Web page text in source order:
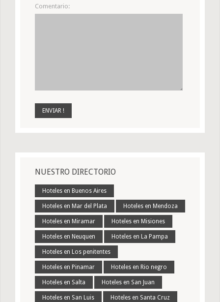
Comentario:
NUESTRO DIRECTORIO
Hoteles en Buenos Aires
Hoteles en Mar del Plata Hoteles en Mendoza
Hoteles en Miramar Hoteles en Misiones
Hoteles en Neuquen Hoteles en La Pampa
Hoteles en Los penitentes
Hoteles en Pinamar Hoteles en Rio negro
Hoteles en Salta Hoteles en San Juan
Hoteles en San Luis Hoteles en Santa Cruz